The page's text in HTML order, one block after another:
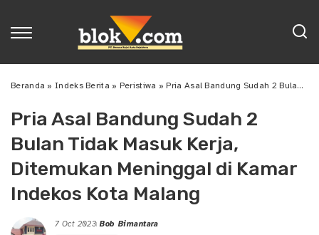
Beranda »Indeks Berita » Peristiwa »Pria Asal Bandung Sudah 2 Bulan Tidak Masuk Kerja, Ditemukan Meninggal di Kamar Indekos Kota Malang
Pria Asal Bandung Sudah 2
Bulan Tidak Masuk Kerja,
Ditemukan Meninggal di Kamar
Indekos Kota Malang
7 Oct 2023
Posted
Bob Bimantara